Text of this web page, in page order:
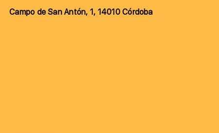
Campo de San Antón, 1, 14010 Córdoba